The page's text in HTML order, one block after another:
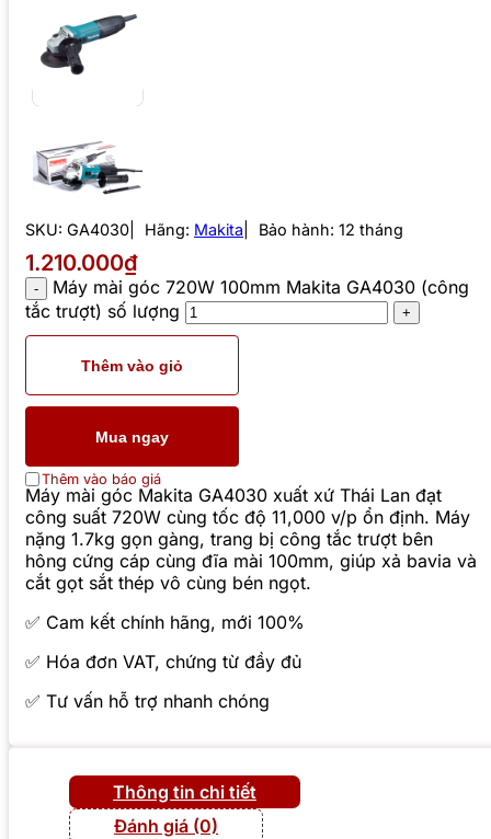
SKU: GA4030 Hãng: Makita Bảo hành: 12 tháng
1.210.000₫
Máy mài góc 720W 100mm Makita GA4030 (công
tắc trượt) số lượng
Thêm vào giỏ
Mua ngay
Thêm vào báo giá
Máy mài góc Makita GA4030 xuất xứ Thái Lan đạt
công suất 720W cùng tốc độ 11,000 v/p ổn định. Máy
nặng 1.7kg gọn gàng, trang bị công tắc trượt bên
hông cứng cáp cùng đĩa mài 100mm, giúp xả bavia và
cắt gọt sắt thép vô cùng bén ngọt.
✅ Cam kết chính hãng, mới 100%
✅ Hóa đơn VAT, chứng từ đầy đủ
✅ Tư vấn hỗ trợ nhanh chóng
Thông tin chi tiết
Đánh giá (0)